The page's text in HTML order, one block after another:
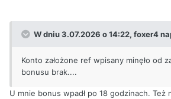
W dniu 3.07.2026 o 14:22, foxer4
Konto założone ref wpisany minęło od
bonusu brak....
U mnie bonus wpadł po 18 godzinach. Też